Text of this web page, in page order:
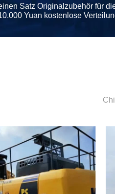
Satz Originalzubehör für
Yuan kostenlose